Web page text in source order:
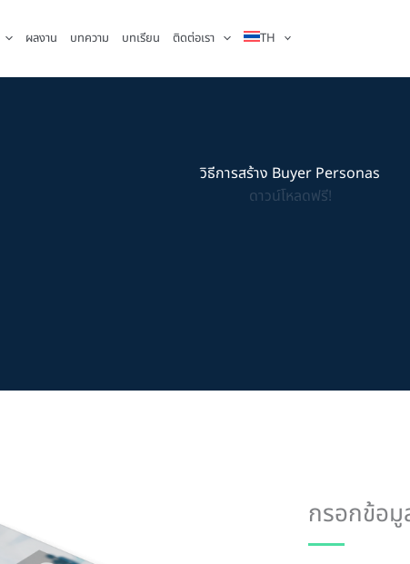
ผลงาน บทความ บทเรียน ติดต่อเรา TH
วิธีการสร้าง Buyer Personas
ดาวน์โหลดฟรี!
กรอกข้อ